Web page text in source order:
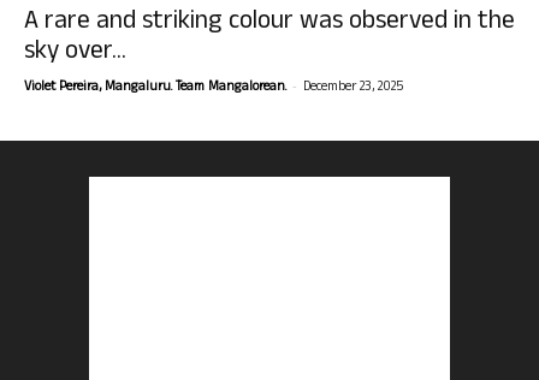
A rare and striking colour was observed in the
sky over...
Violet Pereira, Mangaluru. Team Mangalorean. - December 23, 2025